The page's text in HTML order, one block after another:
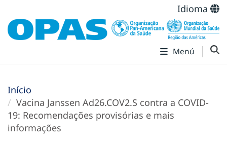
Idioma
Menú
Início
Vacina Janssen Ad26.COV2.S contra a COVID-
19: Recomendações provisórias e mais
informações